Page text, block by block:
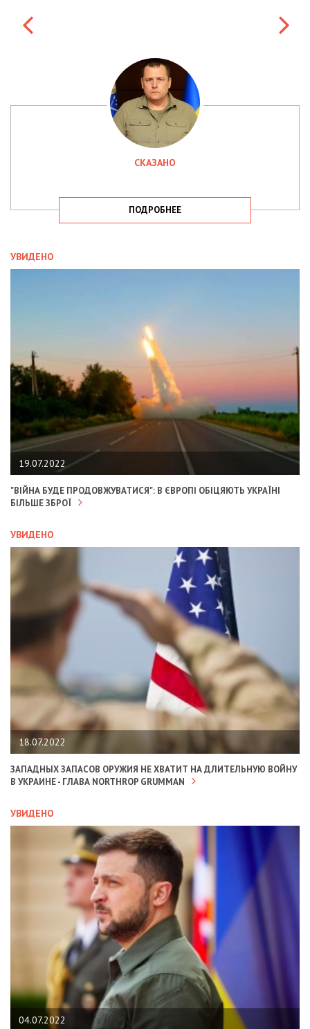
СКАЗАНО
ПОДРОБНЕЕ
УВИДЕНО
19.07.2022
"ВІЙНА БУДЕ ПРОДОВЖУВАТИСЯ": В ЄВРОПІ ОБІЦЯЮТЬ УКРАЇНІ
БІЛЬШЕ ЗБРОЇ
УВИДЕНО
18.07.2022
ЗАПАДНЫХ ЗАПАСОВ ОРУЖИЯ НЕ ХВАТИТ НА ДЛИТЕЛЬНУЮ ВОЙНУ
В УКРАИНЕ - ГЛАВА NORTHROP GRUMMAN
УВИДЕНО
04.07.2022